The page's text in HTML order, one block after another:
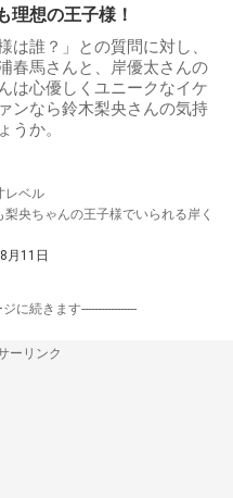
理想の王子様！
は誰？」との質問に対し、
春馬さんと、岸優太さんの
は心優しくユニークなイケ
ンなら鈴木梨央さんの気持
うか。
レベル
央ちゃんの王子様でいられる岸く
月11日
に続きます-----------------
ーリンク